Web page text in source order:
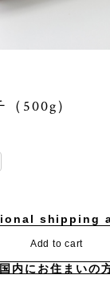
500g）
shipping
Add to cart
内にお住まいの